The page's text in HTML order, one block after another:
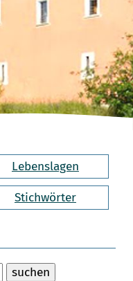
Lebenslagen
Stichwörter